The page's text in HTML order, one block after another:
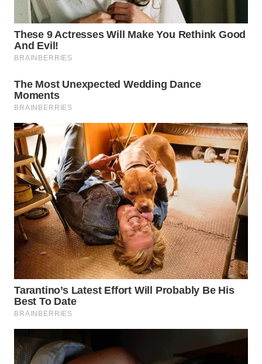
WN
MALUKU
WN
MALUT
WN
DAIRI
WN
DANAU
TOBA
WN
NIAS
WN
LANGKAT
WN
TAPANULI
SELATAN
TANJUNG
LESUNG